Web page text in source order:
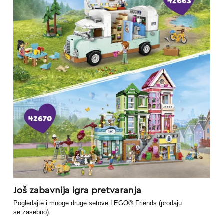
Još zabavnija igra pretvaranja
Pogledajte i mnoge druge setove LEGO® Friends (prodaju
se zasebno).